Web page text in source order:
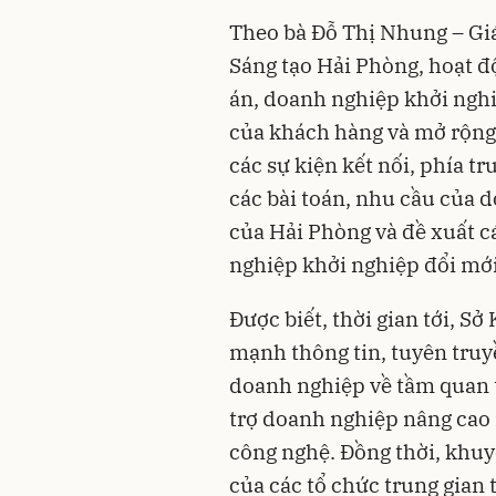
Theo bà Đỗ Thị Nhung –
Sáng tạo Hải Phòng, hoạt
án, doanh nghiệp khởi
của khách hàng và mở
các sự kiện kết nối, phía
các bài toán, nhu cầu của
của Hải Phòng và đề xuất
nghiệp khởi nghiệp đổi
Được biết, thời gian tới, Sở
mạnh thông tin, tuyên
doanh nghiệp về tầm
trợ doanh nghiệp nâng
công nghệ. Đồng thời,
của các tổ chức trung